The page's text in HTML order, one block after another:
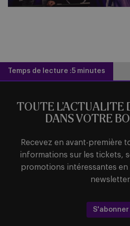
Temps de lecture :5 minutes
TOUTE L’ACTUALITE
DANS VOTRE
Recevez en avant-première
informations sur les tickets,
promotions intéressantes en
S'abonner